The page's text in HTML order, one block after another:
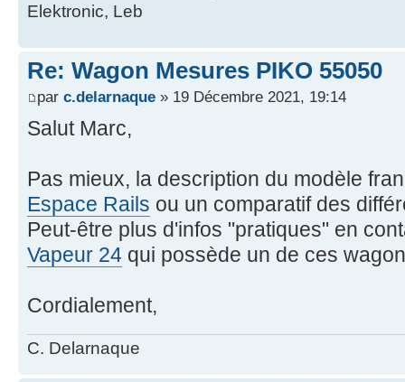
Elektronic, Leb
Re: Wagon Mesures PIKO 55050
par c.delarnaque » 19 Décembre 2021, 19:14
Salut Marc,
Pas mieux, la description du modèle
Espace Rails ou un comparatif des
Peut-être plus d'infos "pratiques" en
Vapeur 24 qui possède un de ces
Cordialement,
C. Delarnaque